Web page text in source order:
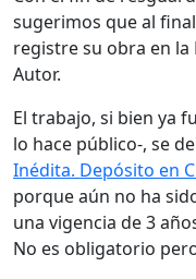
sugerimos que al
registre su obra en la
Autor.
El trabajo, si bien ya
lo hace público-, se
Inédita. Depósito en
porque aún no ha
una vigencia de 3
No es obligatorio